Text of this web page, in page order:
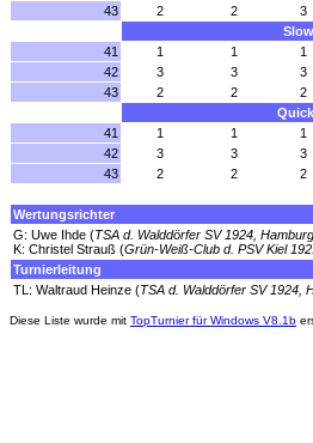
43
2 2 3
41
1 1 1
42
3 3 3
43
2 2 2
41
1 1 1
42
3 3 3
43
2 2 2
Wertungsrichter
G: Uwe Ihde (TSA d. Walddörfer SV 1924, Hamburg
K: Christel Strauß (Grün-Weiß-Club d. PSV Kiel
Turnierleitung
TL: Waltraud Heinze (TSA d. Walddörfer SV 1924,
Diese Liste wurde mit TopTurnier für Windows V8.1b